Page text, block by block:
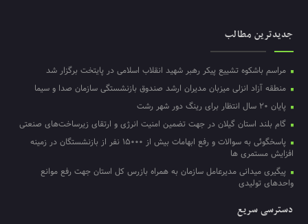
جدیدترین مطالب
مراسم باشکوه تشییع پیکر رهبر شهید انقلاب اسلامی در پایتخت برگزار شد
منطقه آزاد انزلی میزبان مدیران ارشد صندوق بازنشستگی سازمان صدا و سیما
پایان ۲۰ سال انتظار برای رینگ دور شهر رشت
گام بلند استان گیلان در جهت تضمین امنیت انرژی و ارتقای زیرساخت‌های صنعتی
پاسخگوئی به سوالات و رفع ابهامات بیش از ۱۵۰۰۰ نفر از بازنشستگان در زمینه
افزایش مستمری ها
پیگیری میدانی مدیرعامل سازمان به همراه بازرس کل استان جهت رفع موانع
واحدهای تولیدی
دسترسی سریع